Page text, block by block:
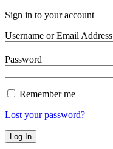
Sign in to your account
Username or Email Address
Password
Remember me
Lost your password?